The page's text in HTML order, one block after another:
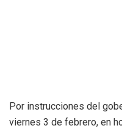
Por instrucciones del
viernes 3 de febrero, en